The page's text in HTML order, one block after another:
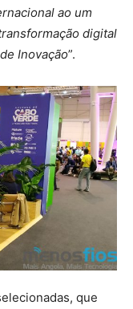
ao um
digital
Inovação”.
que